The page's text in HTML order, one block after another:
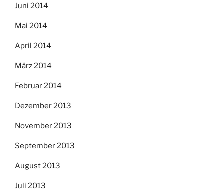
Juni 2014
Mai 2014
April 2014
März 2014
Februar 2014
Dezember 2013
November 2013
September 2013
August 2013
Juli 2013